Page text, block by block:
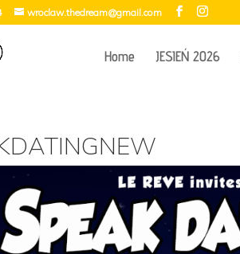
wroclaw.thedream@gmail.com
Home JESIEŃ 2026